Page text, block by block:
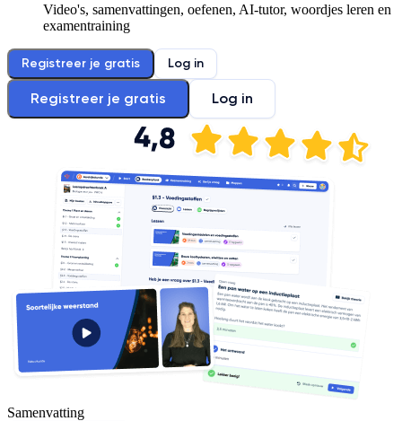
Video's, samenvattingen, oefenen, AI-tutor, woordjes leren en
examentraining
Registreer je gratis Log in
Registreer je gratis Log in
Samenvatting